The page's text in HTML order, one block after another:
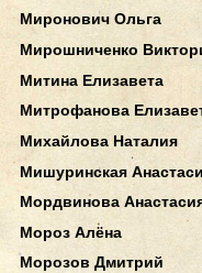
Миронович Ольга
Мирошниченко
Митина Елизавета
Митрофанова
Михайлова Наталия
Мишуринская
Мордвинова
Мороз Алёна
Морозов Дмитрий